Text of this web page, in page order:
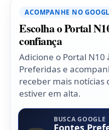
ACOMPANHE NO
Escolha o Portal
confiança
Adicione o Portal N10
Preferidas e
receber mais notícias
estiver em alta.
BUSCA GOOGLE
Fontes